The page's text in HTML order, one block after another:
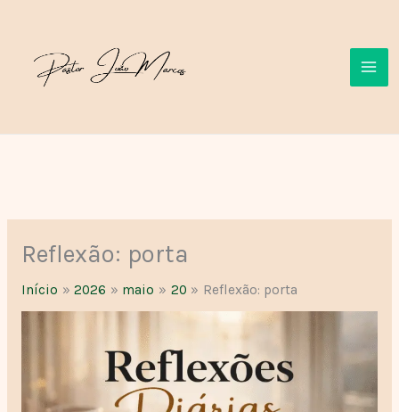
conteúdo
Reflexão: porta
Início 2026 maio 20 Reflexão: porta